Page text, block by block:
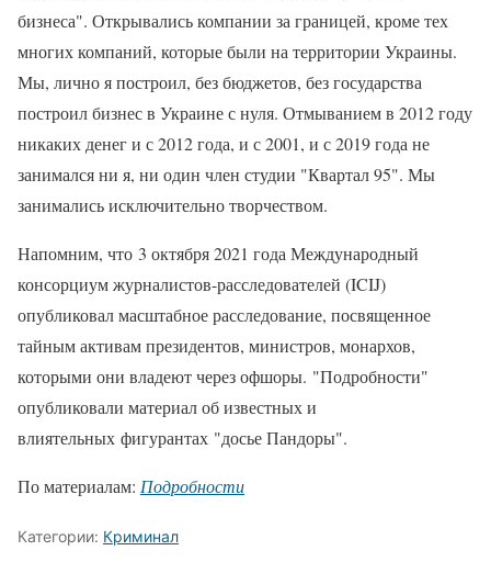
бизнеса". Открывались компании за границей, кроме тех
многих компаний, которые были на территории Украины.
Мы, лично я построил, без бюджетов, без государства
построил бизнес в Украине с нуля. Отмыванием в 2012 году
никаких денег и с 2012 года, и с 2001, и с 2019 года не
занимался ни я, ни один член студии "Квартал 95". Мы
занимались исключительно творчеством.
Напомним, что 3 октября 2021 года Международный
консорциум журналистов-расследователей (ICIJ)
опубликовал масштабное расследование, посвященное
тайным активам президентов, министров, монархов,
которыми они владеют через офшоры. "Подробности"
опубликовали материал об известных и
влиятельных фигурантах "досье Пандоры".
По материалам: Подробности
Категории: Криминал